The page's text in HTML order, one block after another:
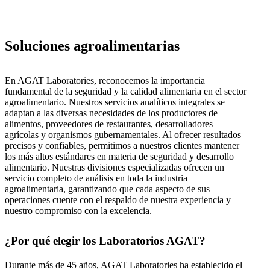
Soluciones agroalimentarias
En AGAT Laboratories, reconocemos la importancia
fundamental de la seguridad y la calidad alimentaria en el sector
agroalimentario. Nuestros servicios analíticos integrales se
adaptan a las diversas necesidades de los productores de
alimentos, proveedores de restaurantes, desarrolladores
agrícolas y organismos gubernamentales. Al ofrecer resultados
precisos y confiables, permitimos a nuestros clientes mantener
los más altos estándares en materia de seguridad y desarrollo
alimentario. Nuestras divisiones especializadas ofrecen un
servicio completo de análisis en toda la industria
agroalimentaria, garantizando que cada aspecto de sus
operaciones cuente con el respaldo de nuestra experiencia y
nuestro compromiso con la excelencia.
¿Por qué elegir los Laboratorios AGAT?
Durante más de 45 años, AGAT Laboratories ha establecido el